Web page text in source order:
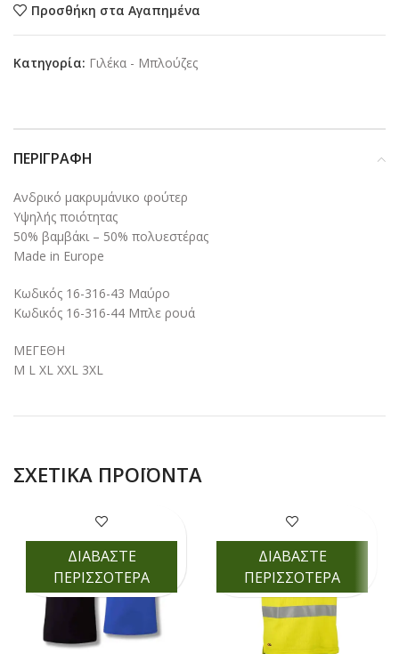
Προσθήκη στα Αγαπημένα
Κατηγορία: Γιλέκα - Μπλούζες
ΠΕΡΙΓΡΑΦΉ
Ανδρικό μακρυμάνικο φούτερ
Υψηλής ποιότητας
50% βαμβάκι – 50% πολυεστέρας
Made in Europe
Κωδικός 16-316-43 Μαύρο
Κωδικός 16-316-44 Μπλε ρουά
ΜΕΓΕΘΗ
M L XL XXL 3XL
ΣΧΕΤΙΚΆ ΠΡΟΪΌΝΤΑ
ΔΙΑΒΑΣΤΕ
ΠΕΡΙΣΣΟΤΕΡΑ
ΔΙΑΒΑΣΤΕ
ΠΕΡΙΣΣΟΤΕΡΑ